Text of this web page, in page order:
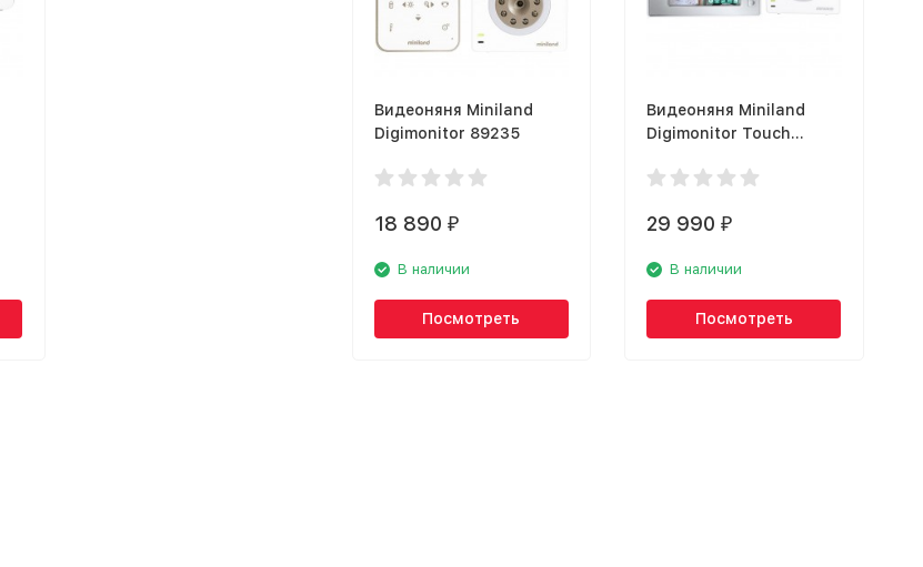
Видеоняня Miniland
Digimonitor 89235
18 890 ₽
В наличии
Посмотреть
Видеоняня Miniland
Digimonitor Touch
29 990₽
В наличии
Посмотреть